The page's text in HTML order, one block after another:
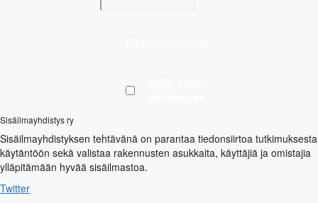
Sisäilmayhdistys ry
Sisäilmayhdistyksen tehtävänä on parantaa tiedonsiirtoa tutkimuksesta
käytäntöön sekä valistaa rakennusten asukkaita, käyttäjiä ja omistajia
ylläpitämään hyvää sisäilmastoa.
Twitter